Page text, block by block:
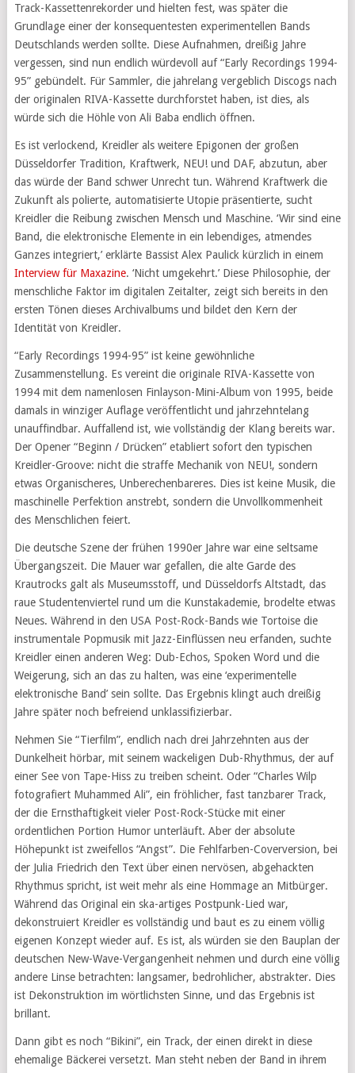
Track-Kassettenrekorder und hielten fest, was später die
Grundlage einer der konsequentesten experimentellen Bands
Deutschlands werden sollte. Diese Aufnahmen, dreißig Jahre
vergessen, sind nun endlich würdevoll auf “Early Recordings 1994-
95” gebündelt. Für Sammler, die jahrelang vergeblich Discogs nach
der originalen RIVA-Kassette durchforstet haben, ist dies, als
würde sich die Höhle von Ali Baba endlich öffnen.
Es ist verlockend, Kreidler als weitere Epigonen der großen
Düsseldorfer Tradition, Kraftwerk, NEU! und DAF, abzutun, aber
das würde der Band schwer Unrecht tun. Während Kraftwerk die
Zukunft als polierte, automatisierte Utopie präsentierte, sucht
Kreidler die Reibung zwischen Mensch und Maschine. ‘Wir sind eine
Band, die elektronische Elemente in ein lebendiges, atmendes
Ganzes integriert,’ erklärte Bassist Alex Paulick kürzlich in einem
Interview für Maxazine. ‘Nicht umgekehrt.’ Diese Philosophie, der
menschliche Faktor im digitalen Zeitalter, zeigt sich bereits in den
ersten Tönen dieses Archivalbums und bildet den Kern der
Identität von Kreidler.
“Early Recordings 1994-95” ist keine gewöhnliche
Zusammenstellung. Es vereint die originale RIVA-Kassette von
1994 mit dem namenlosen Finlayson-Mini-Album von 1995, beide
damals in winziger Auflage veröffentlicht und jahrzehntelang
unauffindbar. Auffallend ist, wie vollständig der Klang bereits war.
Der Opener “Beginn / Drücken” etabliert sofort den typischen
Kreidler-Groove: nicht die straffe Mechanik von NEU!, sondern
etwas Organischeres, Unberechenbareres. Dies ist keine Musik, die
maschinelle Perfektion anstrebt, sondern die Unvollkommenheit
des Menschlichen feiert.
Die deutsche Szene der frühen 1990er Jahre war eine seltsame
Übergangszeit. Die Mauer war gefallen, die alte Garde des
Krautrocks galt als Museumsstoff, und Düsseldorfs Altstadt, das
raue Studentenviertel rund um die Kunstakademie, brodelte etwas
Neues. Während in den USA Post-Rock-Bands wie Tortoise die
instrumentale Popmusik mit Jazz-Einflüssen neu erfanden, suchte
Kreidler einen anderen Weg: Dub-Echos, Spoken Word und die
Weigerung, sich an das zu halten, was eine ‘experimentelle
elektronische Band’ sein sollte. Das Ergebnis klingt auch dreißig
Jahre später noch befreiend unklassifizierbar.
Nehmen Sie “Tierfilm”, endlich nach drei Jahrzehnten aus der
Dunkelheit hörbar, mit seinem wackeligen Dub-Rhythmus, der auf
einer See von Tape-Hiss zu treiben scheint. Oder “Charles Wilp
fotografiert Muhammed Ali”, ein fröhlicher, fast tanzbarer Track,
der die Ernsthaftigkeit vieler Post-Rock-Stücke mit einer
ordentlichen Portion Humor unterläuft. Aber der absolute
Höhepunkt ist zweifellos “Angst”. Die Fehlfarben-Coverversion, bei
der Julia Friedrich den Text über einen nervösen, abgehackten
Rhythmus spricht, ist weit mehr als eine Hommage an Mitbürger.
Während das Original ein ska-artiges Postpunk-Lied war,
dekonstruiert Kreidler es vollständig und baut es zu einem völlig
eigenen Konzept wieder auf. Es ist, als würden sie den Bauplan der
deutschen New-Wave-Vergangenheit nehmen und durch eine völlig
andere Linse betrachten: langsamer, bedrohlicher, abstrakter. Dies
ist Dekonstruktion im wörtlichsten Sinne, und das Ergebnis ist
brillant.
Dann gibt es noch “Bikini”, ein Track, der einen direkt in diese
ehemalige Bäckerei versetzt. Man steht neben der Band in ihrem